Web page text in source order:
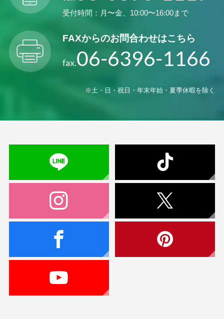
受付時間：月〜金、10:00〜16:00まで
FAXからのお問合わせはこちら
fax.06-6396-1166
※土・日・祝日・年末年始・夏季休暇を除く